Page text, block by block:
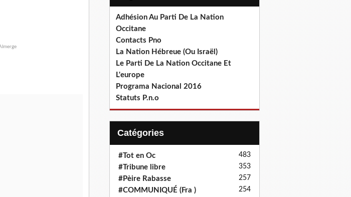
Adhésion Au Parti De La Nation
Occitane
Contacts Pno
La Nation Hébreue (Ou Israël)
Le Parti De La Nation Occitane Et
L'europe
Programa Nacional 2016
Statuts P.n.o
Catégories
#Tot en Oc 483
#Tribune libre 353
#Pèire Rabasse 257
#COMMUNIQUÉ (Fra ) 254